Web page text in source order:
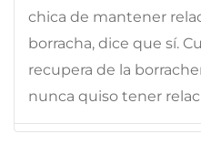
chica de mantener
borracha, dice que sí.
recupera de la
nunca quiso tener